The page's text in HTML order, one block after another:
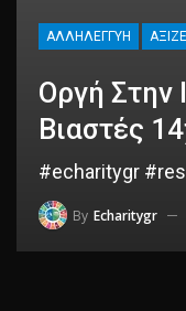
ΑΛΛΗΛΕΓΓΎΗ ΑΞΊΖΕΙ
Οργή Στην
Βιαστές
#echaritygr
By Echaritygr